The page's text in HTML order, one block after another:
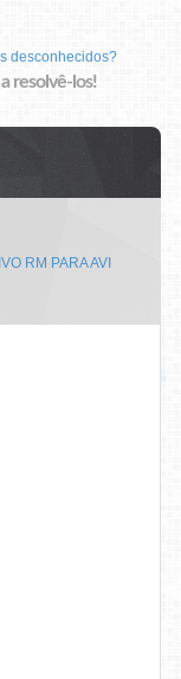
desconhecidos?
resolvê-los!
RM PARA AVI